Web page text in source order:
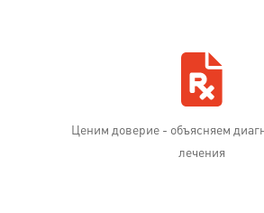
Ценим доверие - объясняем
лечения